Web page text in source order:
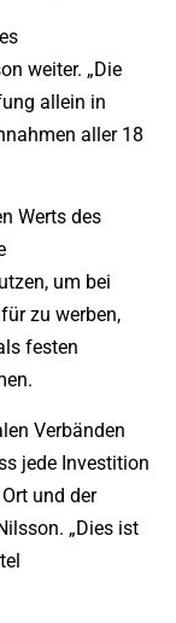
weiter. „Die
allein in
aller 18
Werts des
um bei
zu werben,
festen
Verbänden
jede Investition
und der
„Dies ist